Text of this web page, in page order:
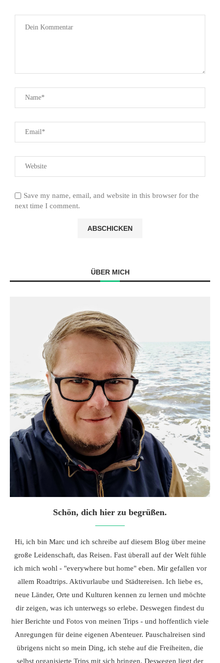
Save my name, email, and website in this browser for the
next time I comment.
ÜBER MICH
Schön, dich hier zu begrüßen.
Hi, ich bin Marc und ich schreibe auf diesem Blog über meine
große Leidenschaft, das Reisen. Fast überall auf der Welt fühle
ich mich wohl - "everywhere but home" eben. Mir gefallen vor
allem Roadtrips. Aktivurlaube und Städtereisen. Ich liebe es,
neue Länder, Orte und Kulturen kennen zu lernen und möchte
dir zeigen, was ich unterwegs so erlebe. Deswegen findest du
hier Berichte und Fotos von meinen Trips - und hoffentlich viele
Anregungen für deine eigenen Abenteuer. Pauschalreisen sind
übrigens nicht so mein Ding, ich stehe auf die Freiheiten, die
selbst organisierte Trips mit sich bringen. Deswegen liegt der